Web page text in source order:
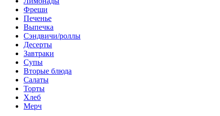
Фреши
Печенье
Выпечка
Сэндвичи/роллы
Десерты
Завтраки
Супы
Вторые блюда
Салаты
Торты
Хлеб
Мерч